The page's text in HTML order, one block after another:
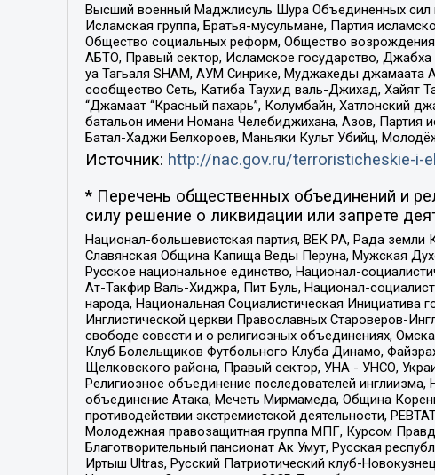
Высший военный Маджлисуль Шура Объединенных сил
Исламская группа, Братья-мусульмане, Партия
Общество социальных реформ, Общество
АБТО, Правый сектор, Исламское государство,
уа Тагьаля SHAM, АУМ Синрике, Муджахеды джамаата
сообщество Сеть, Катиба Таухид валь-Джихад, Хайят
“Джамаат “Красный пахарь”, Колумбайн, Хатлонский
батальон имени Номана Челебиджихана, Азов, Партия
Батал-Хаджи Белхороев, Маньяки Культ Убийц,
Источник: http://nac.gov.ru/terroristicheskie-i-
* Перечень общественных объединений и
силу решение о ликвидации или запрете
Национал-большевистская партия, ВЕК РА, Рада
Славянская Община Капища Веды Перуна, Мужская
Русское национальное единство, Национал-
Ат-Такфир Валь-Хиджра, Пит Буль, Национал-
народа, Национальная Социалистическая Инициатива
Инглистической церкви Православных Староверов-
свободе совести и о религиозных объединениях,
Клуб Болельщиков Футбольного Клуба Динамо,
Щелковского района, Правый сектор, УНА - УНСО,
Религиозное объединение последователей
объединение Атака, Мечеть Мирмамеда, Община
противодействии экстремистской деятельности,
Молодежная правозащитная группа МПГ, Курсом
Благотворительный пансионат Ак Умут, Русская
Иртыш Ultras, Русский Патриотический клуб-